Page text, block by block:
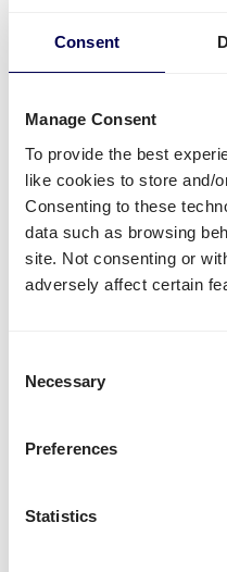
Consent
Manage Consent
To provide the best
like cookies to store and/
Consenting to these
data such as browsing
site. Not consenting or
adversely affect certain
Selection
Necessary
Preferences
Statistics
Minder dan
maand aan
Voor uitzonderlijke of
onder de 10 pallets
de prijs en boek je